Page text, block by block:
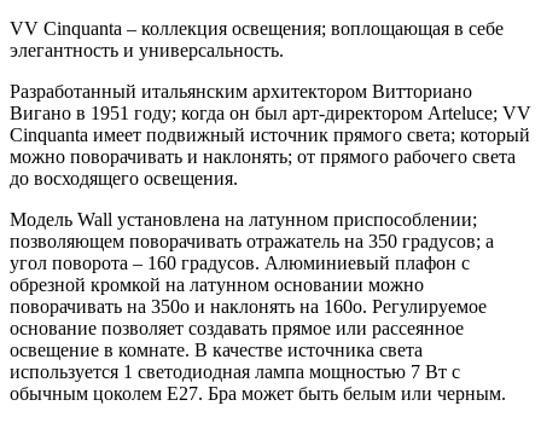
VV Cinquanta – коллекция освещения; воплощающая в себе
элегантность и универсальность.
Разработанный итальянским архитектором Витториано
Вигано в 1951 году; когда он был арт-директором Arteluce; VV
Cinquanta имеет подвижный источник прямого света; который
можно поворачивать и наклонять; от прямого рабочего света
до восходящего освещения.
Модель Wall установлена ​​на латунном приспособлении;
позволяющем поворачивать отражатель на 350 градусов; а
угол поворота – 160 градусов. Алюминиевый плафон с
обрезной кромкой на латунном основании можно
поворачивать на 350о и наклонять на 160о. Регулируемое
основание позволяет создавать прямое или рассеянное
освещение в комнате. В качестве источника света
используется 1 светодиодная лампа мощностью 7 Вт с
обычным цоколем E27. Бра может быть белым или черным.